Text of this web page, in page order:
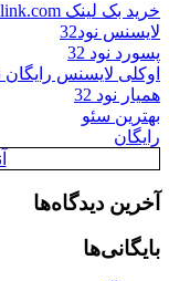
خرید بک لینک behtarinbacklink.com
لایسنس نود32
پسورد نود 32
اوکلی لایسنس رایگان
همیار نود 32
بهترین سئو
رایگان
آخرین دیدگاه‌ها
بایگانی‌ها